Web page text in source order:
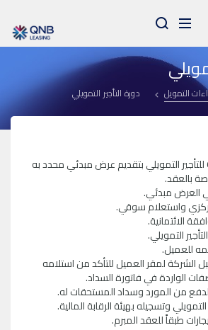
Arama
التمويل دورة التأجير التمويلي
تقوم شركة QNB للتأجير التمويلي بتقديم عرض مبدئي محدد به
بالعقد.
العرض مبدئي.
واستعلام سوقي.
الائتمانية.
التمويلي.
للعميل.
الشركة لمقر العميل للتأكد من استلامه
الواردة في فاتورة السداد.
من المورد وسداد المستحقات له.
وتسجيله بهيئة الرقابة المالية.
طبقاً للعقد المبرم.